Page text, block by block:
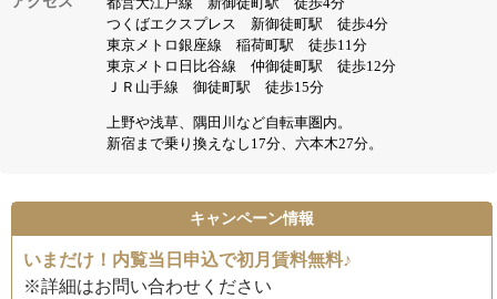
つくばエクスプレス 新御徒町駅 徒歩4分
東京メトロ銀座線 稲荷町駅 徒歩11分
東京メトロ日比谷線 仲御徒町駅 徒歩12分
ＪＲ山手線 御徒町駅 徒歩15分
上野や浅草、隅田川など自転車圏内。
新宿まで乗り換えなし17分、六本木27分。
キャンペーン情報
いまだけ！内覧当日申込で初月賃料無料♪
※詳細はお問い合わせください